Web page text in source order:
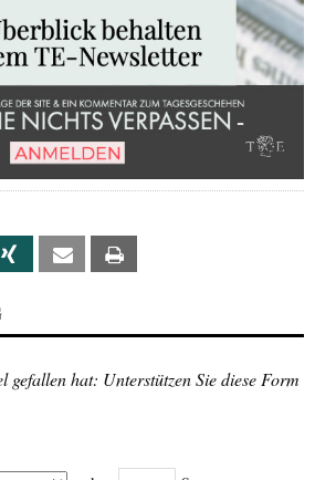
Xing Email
gefallen hat: Unterstützen Sie diese Form